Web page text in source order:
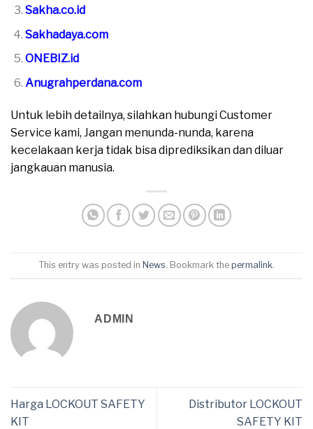
Sakha.co.id
Sakhadaya.com
ONEBIZ.id
Anugrahperdana.com
Untuk lebih detailnya, silahkan hubungi Customer
Service kami, Jangan menunda-nunda, karena
kecelakaan kerja tidak bisa diprediksikan dan diluar
jangkauan manusia.
This entry was posted in News . Bookmark the permalink
ADMIN
Harga LOCKOUT SAFETY
KIT
Distributor LOCKOUT
SAFETY KIT